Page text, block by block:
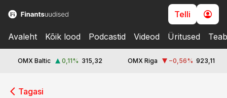
Telli
Avaleht Kõik lood Podcastid Videod Üritused
OMX Baltic 0,11% 315,32 OMX Riga −0,56% 923,11
Tagasi